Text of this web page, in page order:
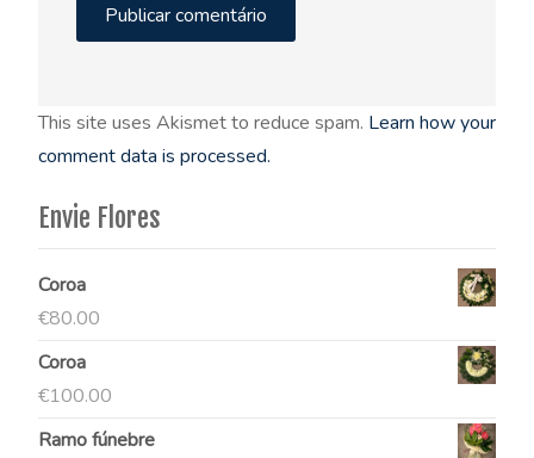
This site uses Akismet to reduce spam. Learn how your
comment data is processed.
Envie Flores
Coroa
€80.00
Coroa
€100.00
Ramo fúnebre